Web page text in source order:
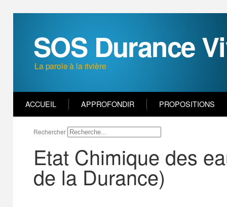
SOS Durance
La parole à la rivière
ACCUEIL APPROFONDIR PROPOSITIONS
Rechercher
Etat Chimique des
de la Durance)